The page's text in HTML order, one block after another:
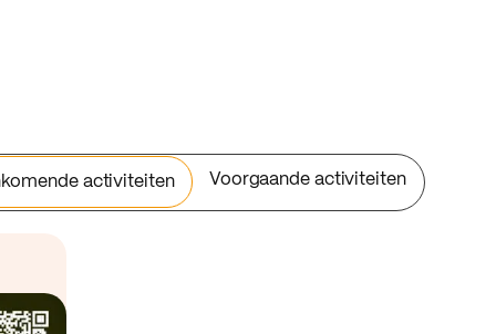
activiteiten Voorgaande activiteiten